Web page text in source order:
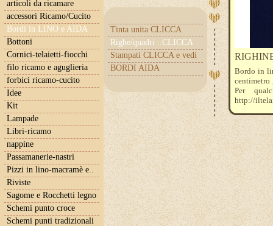
articoli da ricamare
accessori Ricamo/Cucito
Bordi in LINO e AIDA
Tinta unita CLICCA
Righe/quadri ..CLICCA
Stampati CLICCA e vedi
BORDI AIDA
Bottoni
Cornici-telaietti-fiocchi
filo ricamo e aguglieria
forbici ricamo-cucito
Idee
Kit
Lampade
Libri-ricamo
nappine
Passamanerie-nastri
Pizzi in lino-macramè e..
Riviste
Sagome e Rocchetti legno
Schemi punto croce
Schemi punti tradizionali
Bordo in
Per
http://
l'ordine